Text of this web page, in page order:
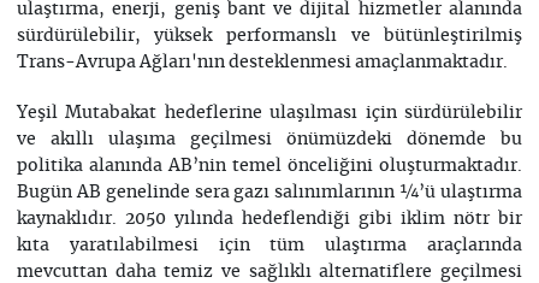
ulaştırma, enerji, geniş bant ve dijital hizmetler alanında
sürdürülebilir, yüksek performanslı ve bütünleştirilmiş
Trans-Avrupa Ağları'nın desteklenmesi amaçlanmaktadır.
Yeşil Mutabakat hedeflerine ulaşılması için sürdürülebilir
ve akıllı ulaşıma geçilmesi önümüzdeki dönemde bu
politika alanında AB’nin temel önceliğini oluşturmaktadır.
Bugün AB genelinde sera gazı salınımlarının ¼’ü ulaştırma
kaynaklıdır. 2050 yılında hedeflendiği gibi iklim nötr bir
kıta yaratılabilmesi için tüm ulaştırma araçlarında
mevcuttan daha temiz ve sağlıklı alternatiflere geçilmesi